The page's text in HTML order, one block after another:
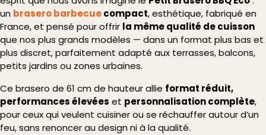
un brasero barbecuecompact, esthétique, fabriqué en
France, et pensé pour offrir la même qualité de cuisson
que nos plus grands modèles — dans un format plus bas et
plus discret, parfaitement adapté aux terrasses, balcons,
petits jardins ou zones urbaines.
Ce brasero de 61 cm de hauteur allie format réduit,
performances élevées et personnalisation complète,
pour ceux qui veulent cuisiner ou se réchauffer autour d’un
feu, sans renoncer au design ni à la qualité.